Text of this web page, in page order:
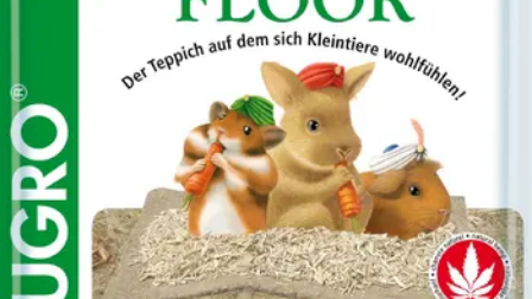
Varianten
auf.
Die
Optionen
können
auf
der